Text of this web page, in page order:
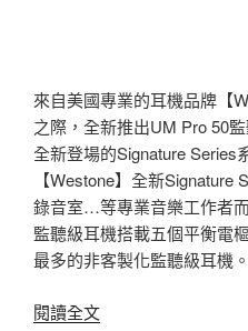
來自美國專業的耳機品牌【
之際，全新推出UM Pro 50
全新登場的Signature Series
【Westone】全新Signature
錄音室…等專業音樂工作者
監聽級耳機搭載五個平衡電
最多的非客製化監聽級耳機。
閱讀全文〈快